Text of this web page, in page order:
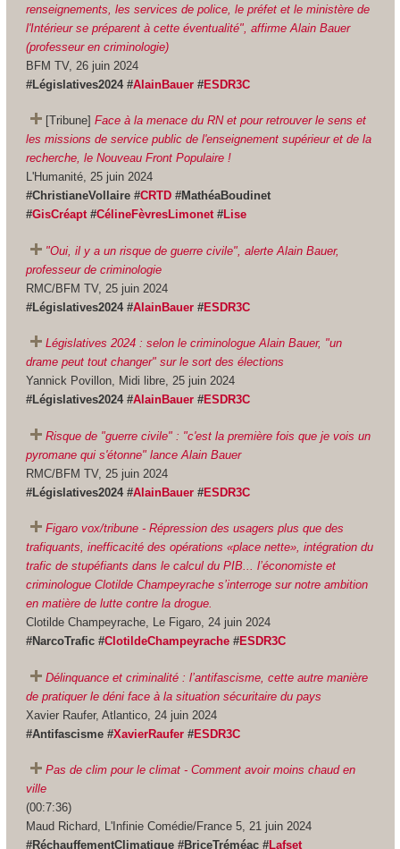
renseignements, les services de police, le préfet et le ministère de
l'Intérieur se préparent à cette éventualité", affirme Alain Bauer
(professeur en criminologie)
BFM TV, 26 juin 2024
#Législatives2024 #AlainBauer#ESDR3C
[Tribune] Face à la menace du RN et pour retrouver le sens et
les missions de service public de l'enseignement supérieur et de la
recherche, le Nouveau Front Populaire !
L'Humanité, 25 juin 2024
#ChristianeVollaire #CRTD#MathéaBoudinet
#GisCréapt#CélineFèvresLimonet#Lise
"Oui, il y a un risque de guerre civile", alerte Alain Bauer,
professeur de criminologie
RMC/BFM TV, 25 juin 2024
#Législatives2024 #AlainBauer#ESDR3C
Législatives 2024 : selon le criminologue Alain Bauer, "un
drame peut tout changer" sur le sort des élections
Yannick Povillon, Midi libre, 25 juin 2024
#Législatives2024 #AlainBauer#ESDR3C
Risque de "guerre civile" : "c'est la première fois que je vois un
pyromane qui s'étonne" lance Alain Bauer
RMC/BFM TV, 25 juin 2024
#Législatives2024 #AlainBauer#ESDR3C
Figaro vox/tribune - Répression des usagers plus que des
trafiquants, inefficacité des opérations «place nette», intégration du
trafic de stupéfiants dans le calcul du PIB... l’économiste et
criminologue Clotilde Champeyrache s’interroge sur notre ambition
en matière de lutte contre la drogue.
Clotilde Champeyrache, Le Figaro, 24 juin 2024
#NarcoTrafic #ClotildeChampeyrache#ESDR3C
Délinquance et criminalité : l’antifascisme, cette autre manière
de pratiquer le déni face à la situation sécuritaire du pays
Xavier Raufer, Atlantico, 24 juin 2024
#Antifascisme #XavierRaufer#ESDR3C
Pas de clim pour le climat - Comment avoir moins chaud en
ville
(00:7:36)
Maud Richard, L'Infinie Comédie/France 5, 21 juin 2024
#RéchauffementClimatique #BriceTréméac #Lafset